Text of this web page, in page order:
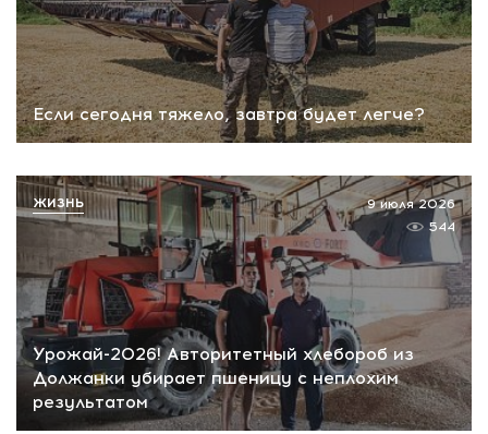
Если сегодня тяжело, завтра будет легче?
Урожай-2026! Авторитетный хлебороб из
Должанки убирает пшеницу с неплохим
результатом
9 июля 2026
544
ЖИЗНЬ